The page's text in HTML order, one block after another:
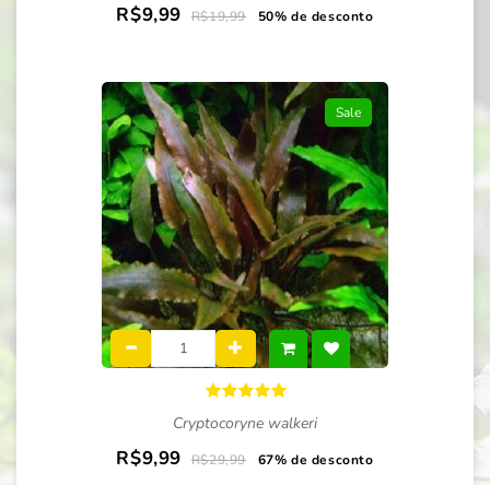
R$9,99 R$19,99 50% de desconto
Sale
Cryptocoryne walkeri
R$9,99 R$29,99 67% de desconto